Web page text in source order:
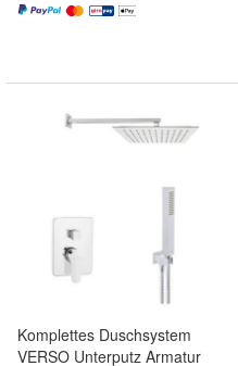
Komplettes Duschsystem
VERSO Unterputz Armatur